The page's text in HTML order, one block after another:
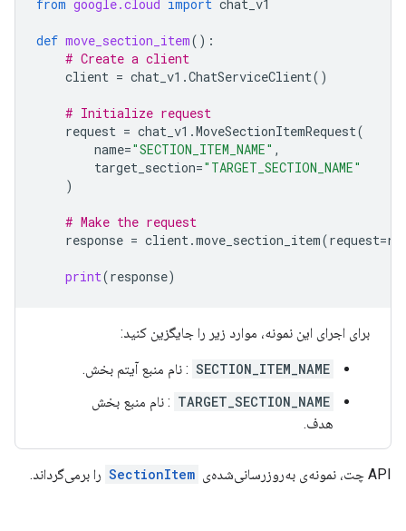
from google.cloud import chat_v1
def move_section_item():
# Create a client
client = chat_v1 .ChatServiceClient()
# Initialize request
request = chat_v1 .MoveSectionItemRequest(
name="SECTION_ITEM_NAME" ,
target_section="TARGET_SECTION_NAME"
)
# Make the request
response = client.move_section_item(request=
print(response)
برای اجرای این نمونه، موارد زیر را جایگزین کنید:
SECTION_ITEM_NAME : نام منبع آیتم بخش.
TARGET_SECTION_NAME : نام منبع بخش
هدف.
API چت، نمونه‌ی به‌روزرسانی‌شده‌ی SectionItem را برمی‌گرداند.